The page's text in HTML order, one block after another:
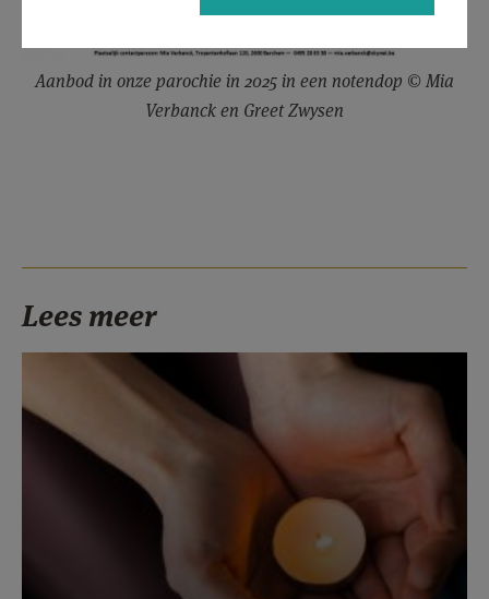
Aanbod in onze parochie in 2025 in een notendop © Mia
Verbanck en Greet Zwysen
Lees meer